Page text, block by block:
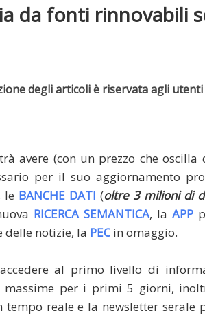
da fonti rinnovabili
degli articoli è riservata agli
avere (con un prezzo che
per il suo aggiornamento
le BANCHE DATI (oltre 3 milioni di
RICERCA SEMANTICA, la APP
notizie, la PECin omaggio.
al primo livello di
per i primi 5 giorni,
reale e la newsletter serale